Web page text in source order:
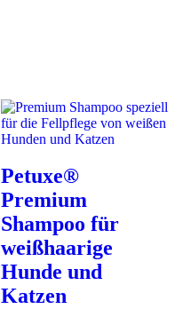
Petuxe®
Premium
Shampoo für
weißhaarige
Hunde und
Katzen